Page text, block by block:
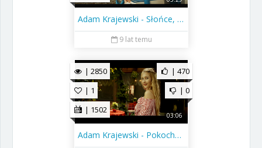
Adam Krajewski - Słońce, Plaża (Official Video Clip) 2017
9 lat temu
| 2850
| 1
| 1502
| 470
| 0
03:06
Adam Krajewski - Pokochałem Twoje Oczy